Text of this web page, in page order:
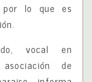
por lo que es
vocal en
de